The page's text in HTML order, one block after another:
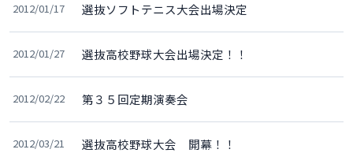
2012/01/17 選抜ソフトテニス大会出場決定
2012/01/27 選抜高校野球大会出場決定！！
2012/02/22 第３５回定期演奏会
2012/03/21 選抜高校野球大会 開幕！！